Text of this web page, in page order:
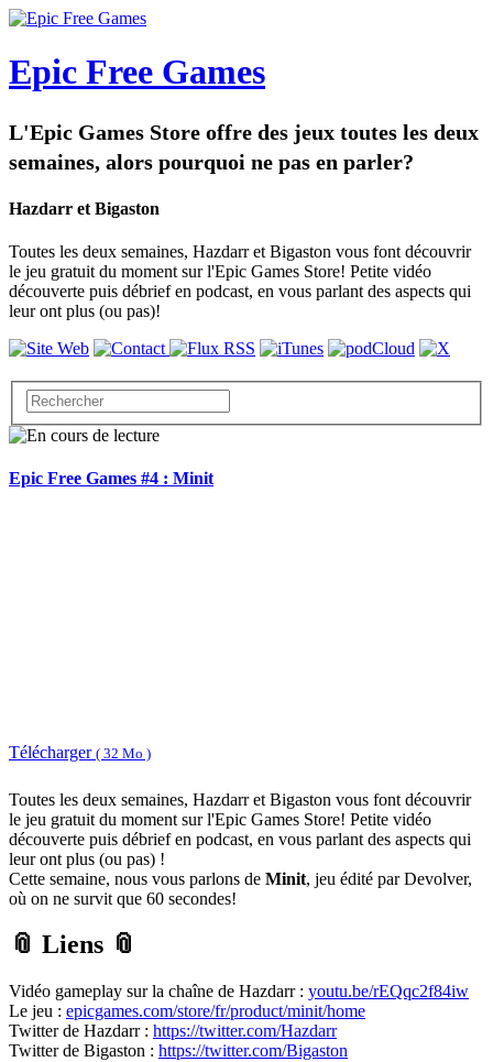
Epic Free Games
L'Epic Games Store offre des jeux toutes les deux
semaines, alors pourquoi ne pas en parler?
Hazdarr et Bigaston
Toutes les deux semaines, Hazdarr et Bigaston vous font découvrir
le jeu gratuit du moment sur l'Epic Games Store! Petite vidéo
découverte puis débrief en podcast, en vous parlant des aspects qui
leur ont plus (ou pas)!
Epic Free Games #4 : Minit
Télécharger ( 32 Mo )
Toutes les deux semaines, Hazdarr et Bigaston vous font découvrir
le jeu gratuit du moment sur l'Epic Games Store! Petite vidéo
découverte puis débrief en podcast, en vous parlant des aspects qui
leur ont plus (ou pas) !
Cette semaine, nous vous parlons de Minit, jeu édité par Devolver,
où on ne survit que 60 secondes!
📎 Liens 📎
Vidéo gameplay sur la chaîne de Hazdarr : youtu.be/rEQqc2f84iw
Le jeu : epicgames.com/store/fr/product/minit/home
Twitter de Hazdarr : https://twitter.com/Hazdarr
Twitter de Bigaston : https://twitter.com/Bigaston